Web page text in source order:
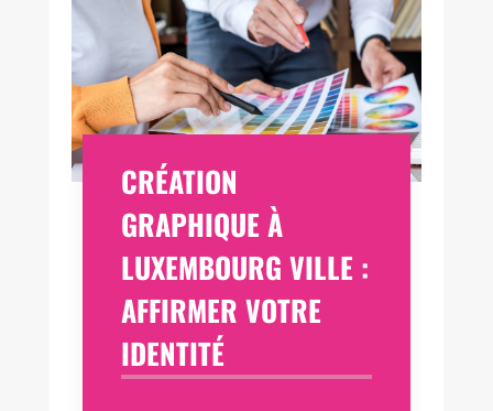
CRÉATION
GRAPHIQUE À
LUXEMBOURG VILLE :
AFFIRMER VOTRE
IDENTITÉ